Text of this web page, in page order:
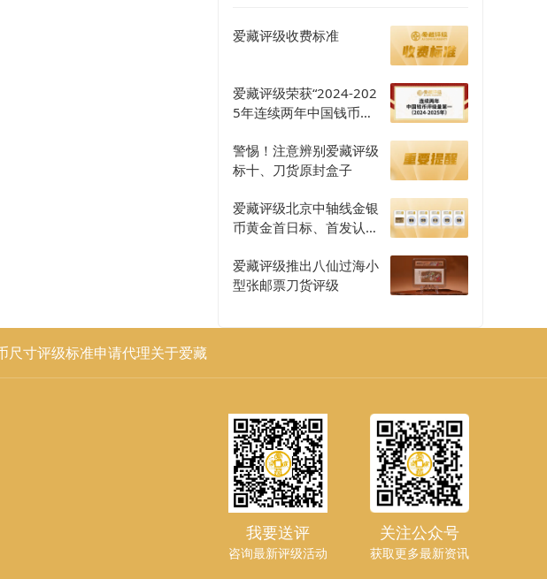
爱藏评级收费标准
爱藏评级荣获“2024-202
5年连续两年中国钱币评
警惕！注意辨别爱藏评级
标十、刀货原封盒子
爱藏评级北京中轴线金银
币黄金首日标、首发认证
爱藏评级推出八仙过海小
型张邮票刀货评级
尺寸评级标准申请代理关于爱藏
我要送评
咨询最新评级活动
关注公众号
获取更多最新资讯